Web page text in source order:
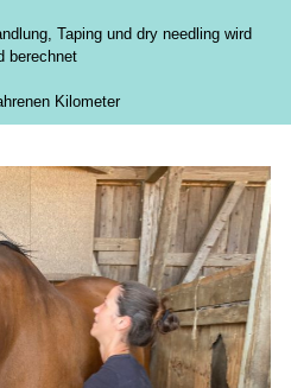
Taping und dry needling wird
berechnet
Kilometer